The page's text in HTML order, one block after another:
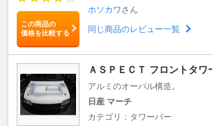
この商品の
価格を比較する
ホソカワさん
同じ商品のレビュー一覧
ＡＳＰＥＣＴ フロントタワ
アルミのオーバル構造。
日産 マーチ
カテゴリ：タワーバー